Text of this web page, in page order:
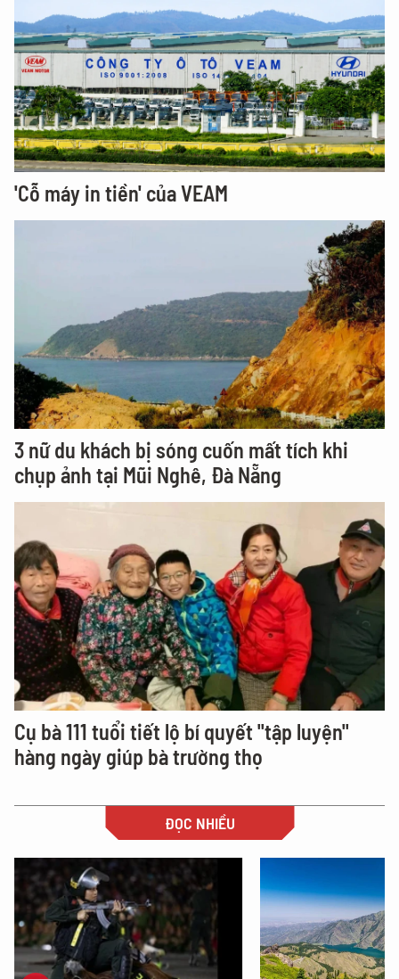
'Cỗ máy in tiền' của VEAM
3 nữ du khách bị sóng cuốn mất tích khi
chụp ảnh tại Mũi Nghê, Đà Nẵng
Cụ bà 111 tuổi tiết lộ bí quyết "tập luyện"
hàng ngày giúp bà trường thọ
ĐỌC NHIỀU